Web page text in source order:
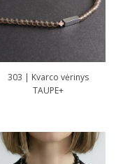
303 | Kvarco vėrinys
TAUPE+